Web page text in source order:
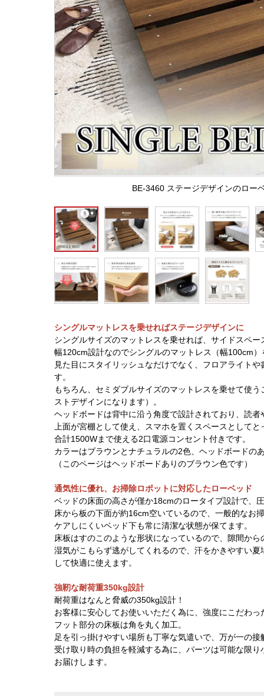
BE-3460 ステージデザインのロー
シングルマットレスを乗せればステージデザインに
シングルサイズのマットレスを乗せれば、サイドスペ
幅120cm設計なのでシングルのマットレス（幅100cm
見た目にスタイリッシュなだけでなく、フロアライト
す。
もちろん、セミダブルサイズのマットレスを乗せて使
ストデザインになります）。
ヘッドボードは背中に沿う角度で設計されており、読
上面が宮棚として使え、スマホを置くスペースとしてと
合計1500Wまで使える2口電源コンセント付きです。
カラーはブラウンとナチュラルの2色、ヘッドボードの
（このページはヘッドボードありのブラウン色です）
通気性に優れ、お掃除ロボットに対応したローベッド
ベッドの床面の高さが僅か18cmのロータイプ設計で、
床から板の下面が約16cm空いているので、一般的なお
ケアしにくいベッド下も常に清潔な状態が保てます。
床板はすのこのような形状になっているので、隙間から
湿気がこもらず逃がしてくれるので、汗をかきやすい
して快適に使えます。
強靭な耐荷重350kg設計
耐荷重はなんと脅威の350kg設計！
お客様に安心してお使いいただく為に、強度にこだわ
フット部分の床板は角を丸く加工。
足を引っ掛けやすい場所も丁寧な気遣いで、万が一の
受け取り時の負担を軽減する為に、パーツは可能な限
お届けします。